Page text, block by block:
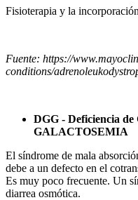
Fisioterapia y la
Fuente: https://
conditions/
DGG - Deficiencia de
GALACTOSEMIA
El síndrome de mala
debe a un defecto en el
Es muy poco frecuente. Un
diarrea osmótica.